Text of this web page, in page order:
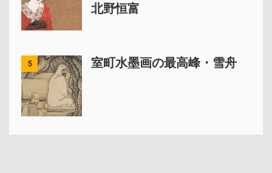
北野恒富
5 室町水墨画の最高峰・雪舟